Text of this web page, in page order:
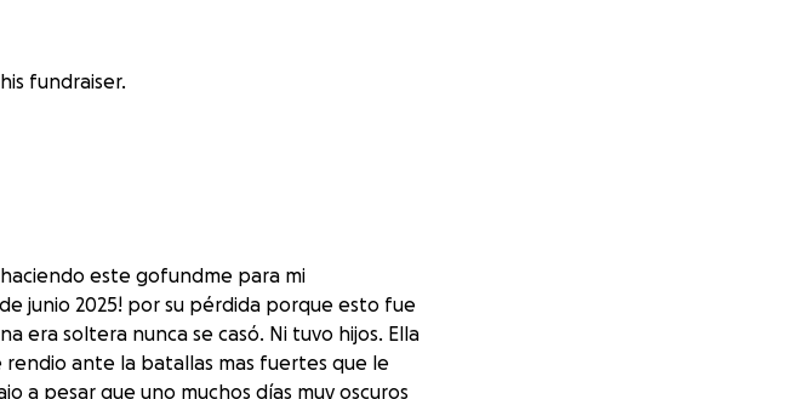
fundraiser.
este gofundme para mi
junio 2025! por su pérdida porque esto fue
era soltera nunca se casó. Ni tuvo hijos. Ella
ante la batallas mas fuertes que le
a pesar que uno muchos días muy oscuros